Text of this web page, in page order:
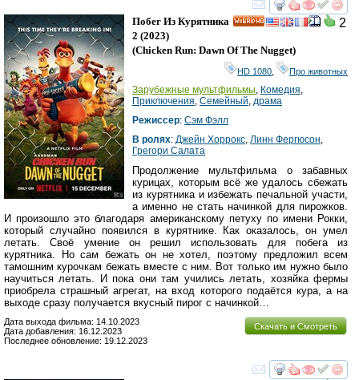
смотреть
2
Побег Из Курятника
2 (2023)
(Chicken Run: Dawn Of The Nugget)
HD 1080 Про животных
Зарубежные мультфильмы Комедия
Приключения Семейный драма
Режиссер: Сэм Фэлл
В ролях: Джейн Хоррокс Линн Фергюсон
Грегори Салата
Продолжение мультфильма о забавных
курицах, которым всё же удалось сбежать
из курятника и избежать печальной участи,
а именно не стать начинкой для пирожков.
И произошло это благодаря американскому петуху по имени Рокки,
который случайно появился в курятнике. Как оказалось, он умел
летать. Своё умение он решил использовать для побега из
курятника. Но сам бежать он не хотел, поэтому предложил всем
тамошним курочкам бежать вместе с ним. Вот только им нужно было
научиться летать. И пока они там учились летать, хозяйка фермы
приобрела страшный агрегат, на вход которого подаётся кура, а на
выходе сразу получается вкусный пирог с начинкой…
Скачать и Смотреть
Дата выхода фильма: 14.10.2023
Дата добавления: 16.12.2023
Последнее обновление: 19.12.2023